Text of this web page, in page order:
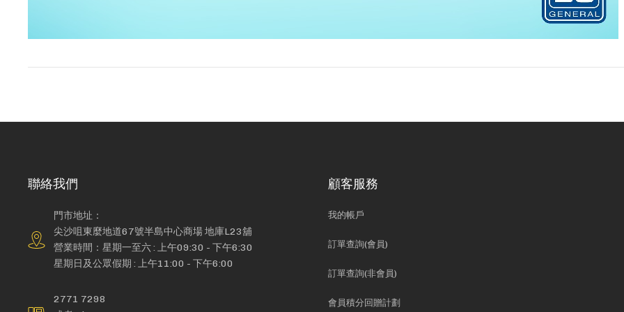
聯絡我們
門市地址：
尖沙咀東麼地道67號半島中心商場 地庫L23舖
營業時間：星期一至六 : 上午09:30 - 下午6:30
星期日及公眾假期 : 上午11:00 - 下午6:00
2771 7298
顧客服務
我的帳戶
訂單查詢(會員)
訂單查詢(非會員)
會員積分回贈計劃